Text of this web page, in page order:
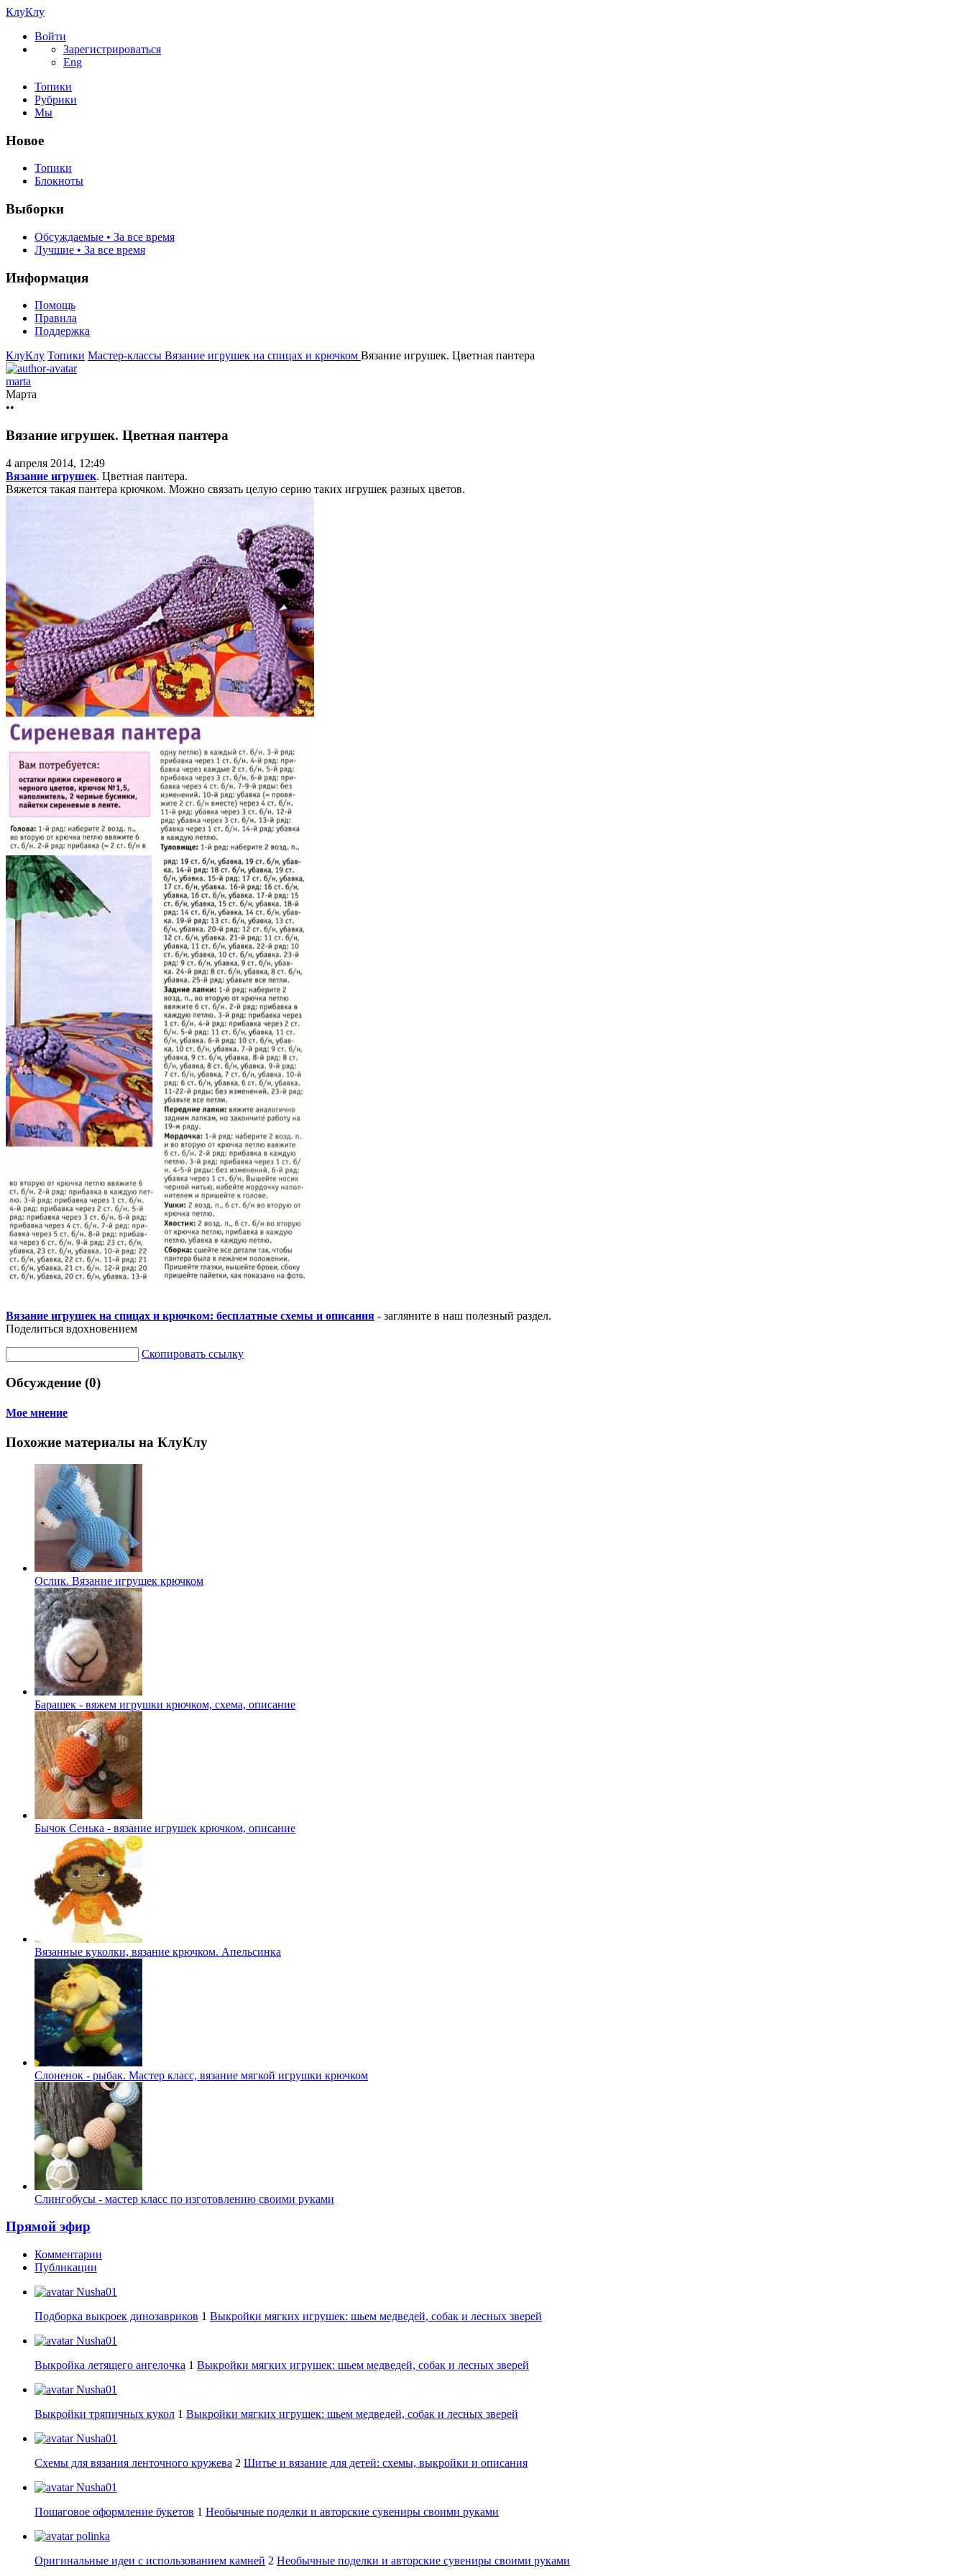
КлуКлу
Войти
Зарегистрироваться
Eng
Топики
Рубрики
Мы
Новое
Топики
Блокноты
Выборки
Обсуждаемые • За все время
Лучшие • За все время
Информация
Помощь
Правила
Поддержка
КлуКлу Топики Мастер-классы Вязание игрушек на спицах и крючком Вязание игрушек. Цветная пантера
marta
Марта
••
Вязание игрушек. Цветная пантера
4 апреля 2014, 12:49
Вязание игрушек. Цветная пантера.
Вяжется такая пантера крючком. Можно связать целую серию таких игрушек разных цветов.
Вязание игрушек на спицах и крючком: бесплатные схемы и описания - загляните в наш полезный раздел.
Поделиться вдохновением
Скопировать ссылку
Обсуждение (0)
Мое мнение
Похожие материалы на КлуКлу
Ослик. Вязание игрушек крючком
Барашек - вяжем игрушки крючком, схема, описание
Бычок Сенька - вязание игрушек крючком, описание
Вязанные куколки, вязание крючком. Апельсинка
Слоненок - рыбак. Мастер класс, вязание мягкой игрушки крючком
Слингобусы - мастер класс по изготовлению своими руками
Прямой эфир
Комментарии
Публикации
Nusha01
Подборка выкроек динозавриков 1 Выкройки мягких игрушек: шьем медведей, собак и лесных зверей
Nusha01
Выкройка летящего ангелочка 1 Выкройки мягких игрушек: шьем медведей, собак и лесных зверей
Nusha01
Выкройки тряпичных кукол 1 Выкройки мягких игрушек: шьем медведей, собак и лесных зверей
Nusha01
Схемы для вязания ленточного кружева 2 Шитье и вязание для детей: схемы, выкройки и описания
Nusha01
Пошаговое оформление букетов 1 Необычные поделки и авторские сувениры своими руками
polinka
Оригинальные идеи с использованием камней 2 Необычные поделки и авторские сувениры своими руками